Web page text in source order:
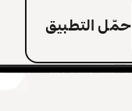
حمّل التطبيق